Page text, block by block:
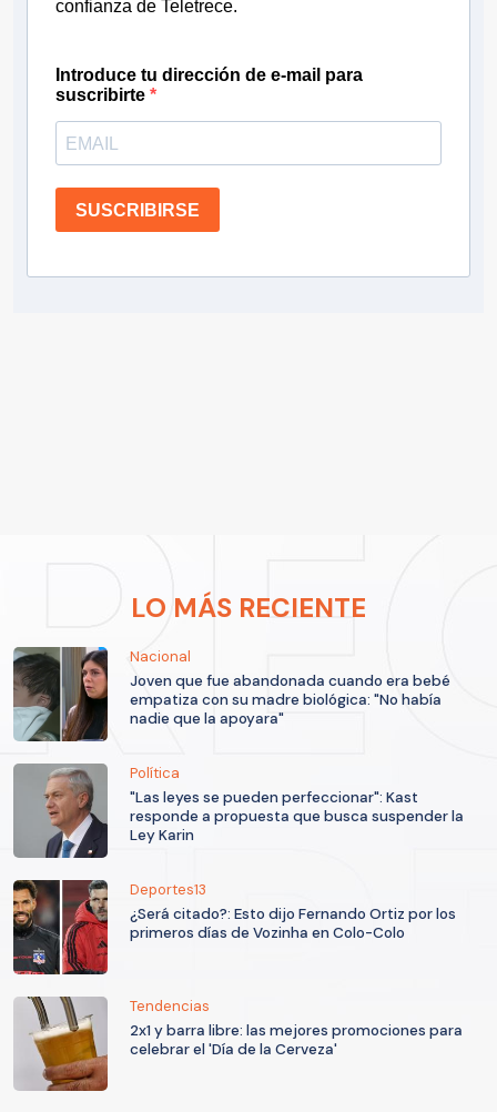
confianza de Teletrece.
Introduce tu dirección de e-mail para
suscribirte
SUSCRIBIRSE
LO MÁS RECIENTE
Nacional
Joven que fue abandonada cuando era bebé
empatiza con su madre biológica: "No había
nadie que la apoyara"
Política
"Las leyes se pueden perfeccionar": Kast
responde a propuesta que busca suspender la
Ley Karin
Deportes13
¿Será citado?: Esto dijo Fernando Ortiz por los
primeros días de Vozinha en Colo-Colo
Tendencias
2x1 y barra libre: las mejores promociones para
celebrar el 'Día de la Cerveza'